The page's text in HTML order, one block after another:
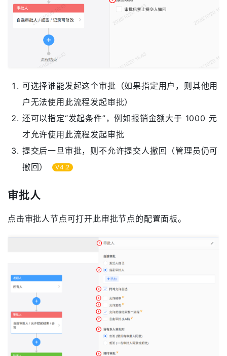
可选择谁能发起这个审批（如果指定用户，则其他用
户无法使用此流程发起审批）
还可以指定“发起条件”，例如报销金额大于 1000 元
才允许使用此流程发起审批
提交后一旦审批，则不允许提交人撤回（管理员仍可
撤回）
V4.2
审批人
点击审批人节点可打开此审批节点的配置面板。